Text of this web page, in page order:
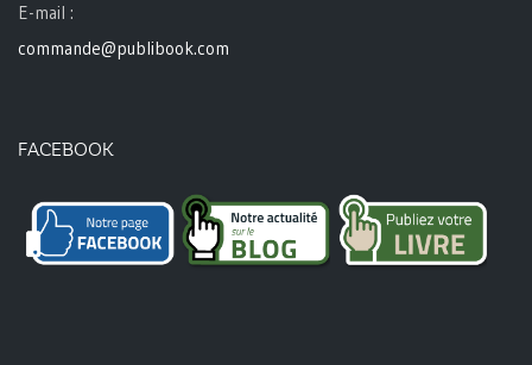
E-mail :
commande@publibook.com
FACEBOOK